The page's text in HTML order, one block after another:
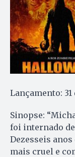
Lançamento:
Sinopse:
foi internado
Dezesseis
mais cruel e